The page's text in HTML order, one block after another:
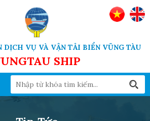
DỊCH VỤ VÀ VẬN TẢI BIỂN VŨNG TÀU
SHIP